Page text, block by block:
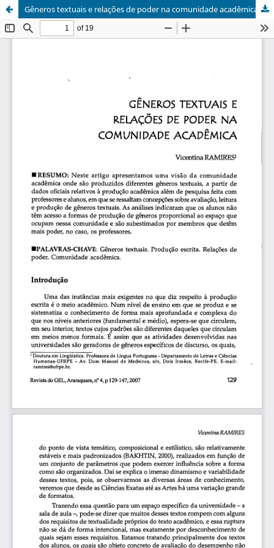
Gêneros textuais e relações de poder na comunidade acadêmica